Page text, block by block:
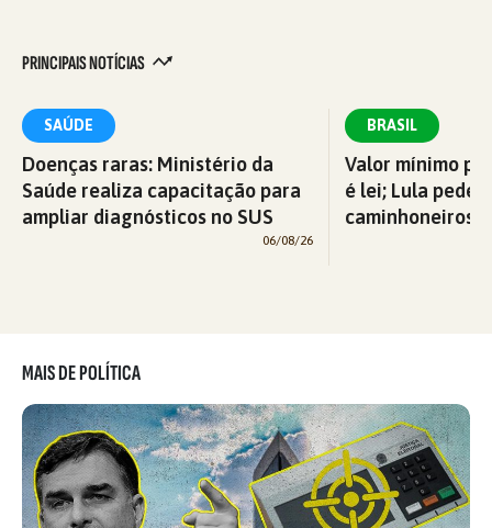
PRINCIPAIS NOTÍCIAS
SAÚDE
Doenças raras: Ministério da
Saúde realiza capacitação para
ampliar diagnósticos no SUS
06/08/26
BRASIL
Valor mínimo
é lei; Lula pede
caminhoneiros
MAIS DE POLÍTICA